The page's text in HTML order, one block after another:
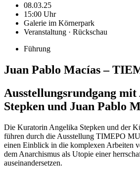
08.03.25
15:00 Uhr
Galerie im Körnerpark
Veranstaltung · Rückschau
Führung
Juan Pablo Macías –
Ausstellungsrundgang mit
Stepken und Juan Pablo
Die Kuratorin Angelika Stepken und der
führen durch die Ausstellung TIMEPO
einen Einblick in die komplexen Arbeiten
dem Anarchismus als Utopie einer
auseinandersetzen.